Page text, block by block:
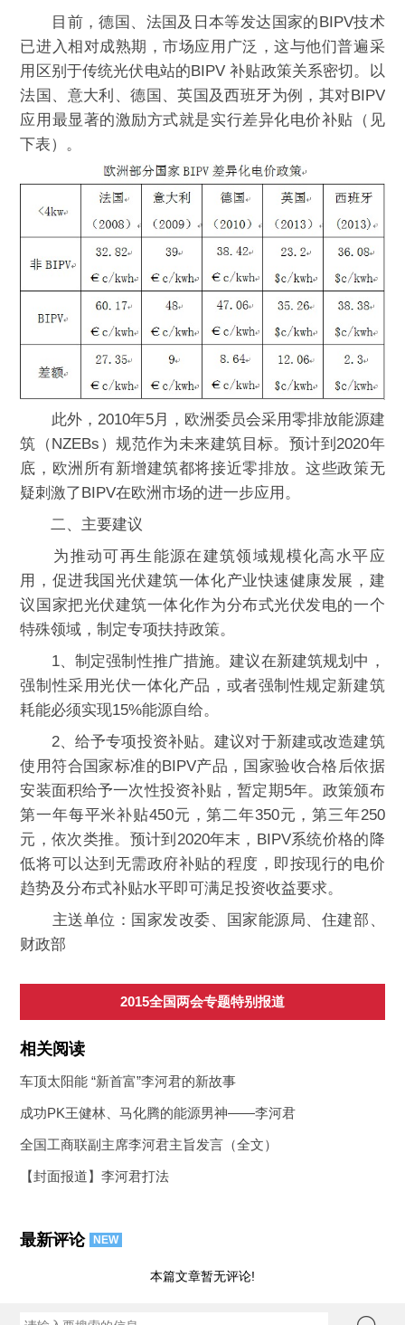
目前，德国、法国及日本等发达国家的BIPV技术
已进入相对成熟期，市场应用广泛，这与他们普遍采
用区别于传统光伏电站的BIPV 补贴政策关系密切。以
法国、意大利、德国、英国及西班牙为例，其对BIPV
应用最显著的激励方式就是实行差异化电价补贴（见
下表）。
此外，2010年5月，欧洲委员会采用零排放能源建
筑（NZEBs）规范作为未来建筑目标。预计到2020年
底，欧洲所有新增建筑都将接近零排放。这些政策无
疑刺激了BIPV在欧洲市场的进一步应用。
二、主要建议
为推动可再生能源在建筑领域规模化高水平应
用，促进我国光伏建筑一体化产业快速健康发展，建
议国家把光伏建筑一体化作为分布式光伏发电的一个
特殊领域，制定专项扶持政策。
1、制定强制性推广措施。建议在新建筑规划中，
强制性采用光伏一体化产品，或者强制性规定新建筑
耗能必须实现15%能源自给。
2、给予专项投资补贴。建议对于新建或改造建筑
使用符合国家标准的BIPV产品，国家验收合格后依据
安装面积给予一次性投资补贴，暂定期5年。政策颁布
第一年每平米补贴450元，第二年350元，第三年250
元，依次类推。预计到2020年末，BIPV系统价格的降
低将可以达到无需政府补贴的程度，即按现行的电价
趋势及分布式补贴水平即可满足投资收益要求。
主送单位：国家发改委、国家能源局、住建部、
财政部
2015全国两会专题特别报道
相关阅读
车顶太阳能 “新首富”李河君的新故事
成功PK王健林、马化腾的能源男神——李河君
全国工商联副主席李河君主旨发言（全文）
【封面报道】李河君打法
最新评论 NEW
本篇文章暂无评论!